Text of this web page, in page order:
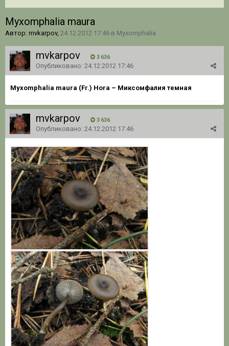
Myxomphalia maura
Автор: mvkarpov, 24.12.2012 17:46 в Myxomphalia
mvkarpov 3 636
Опубликовано: 24.12.2012 17:46
Myxomphalia maura (Fr.) Hora – Миксомфалия темная
mvkarpov 3 636
Опубликовано: 24.12.2012 17:46